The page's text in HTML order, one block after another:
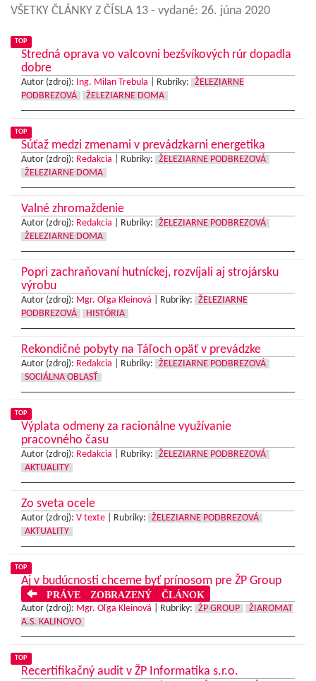
VŠETKY ČLÁNKY Z ČÍSLA 13 - vydané: 26. júna 2020
TOP
Stredná oprava vo valcovni bezšvíkových rúr dopadla
dobre
Autor (zdroj): Ing. Milan Trebula Rubriky:
ŽELEZIARNE
PODBREZOVÁ
ŽELEZIARNE DOMA
TOP
Súťaž medzi zmenami v prevádzkarni energetika
Autor (zdroj): Redakcia Rubriky:
ŽELEZIARNE PODBREZOVÁ
ŽELEZIARNE DOMA
Valné zhromaždenie
Autor (zdroj): Redakcia Rubriky:
ŽELEZIARNE PODBREZOVÁ
ŽELEZIARNE DOMA
Popri zachraňovaní hutníckej, rozvíjali aj strojársku
výrobu
Autor (zdroj): Mgr. Oľga Kleinová Rubriky:
ŽELEZIARNE
PODBREZOVÁ
HISTÓRIA
Rekondičné pobyty na Táľoch opäť v prevádzke
Autor (zdroj): Redakcia Rubriky:
ŽELEZIARNE PODBREZOVÁ
SOCIÁLNA OBLASŤ
TOP
Výplata odmeny za racionálne využívanie
pracovného času
Autor (zdroj): Redakcia Rubriky:
ŽELEZIARNE PODBREZOVÁ
AKTUALITY
Zo sveta ocele
Autor (zdroj): V texte Rubriky:
ŽELEZIARNE PODBREZOVÁ
AKTUALITY
TOP
Aj v budúcnosti chceme byť prínosom pre ŽP Group
PRÁVE ZOBRAZENÝ ČLÁNOK
Autor (zdroj): Mgr. Oľga Kleinová Rubriky: ŽP GROUP
ŽIAROMAT
A.S. KALINOVO
TOP
Recertifikačný audit v ŽP Informatika s.r.o.